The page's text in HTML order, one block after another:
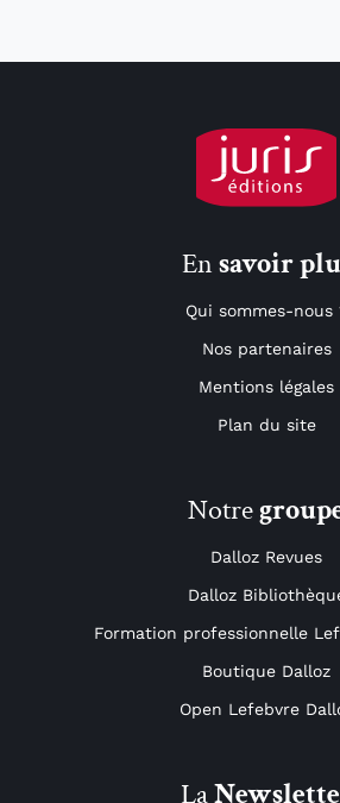
Ensavoir
Qui sommes-nous
Nos partenaires
Mentions légales
Plan du site
Notre
Dalloz Revues
Dalloz
Formation professionnelle
Boutique Dalloz
Open Lefebvre
La